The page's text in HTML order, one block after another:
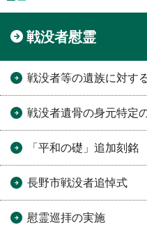
戦没者慰霊
戦没者等の遺族に対す
戦没者遺骨の身元特定
「平和の礎」追加刻銘
長野市戦没者追悼式
慰霊巡拝の実施